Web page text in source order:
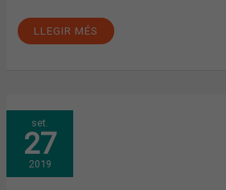
LLEGIR MÉS
set.
27
2019
SESSIÓ
DE
PRESENTACIÓ
DEL
PROGRAMA
DERMOEXPERT
I